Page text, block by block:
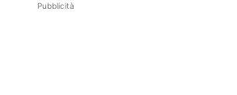
Pubblicità